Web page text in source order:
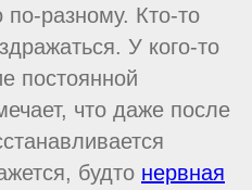
разному. Кто-то
У кого-то
постоянной
что даже после
будто нервная